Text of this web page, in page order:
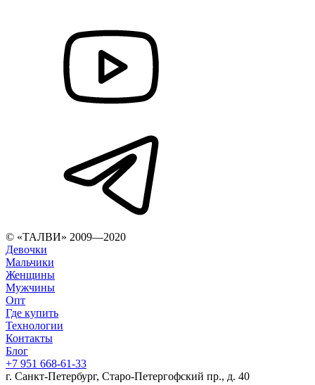
© «ТАЛВИ» 2009—2020
Девочки
Мальчики
Женщины
Мужчины
Опт
Где купить
Технологии
Контакты
Блог
+7 951 668-61-33
г. Санкт-Петербург, Старо-Петергофский пр., д. 40